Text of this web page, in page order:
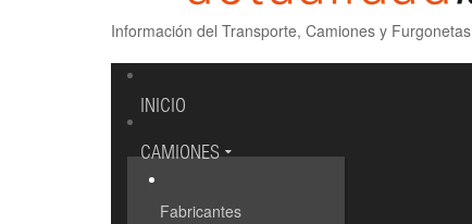
Información del Transporte, Camiones y Furgonetas
INICIO
CAMIONES
Fabricantes